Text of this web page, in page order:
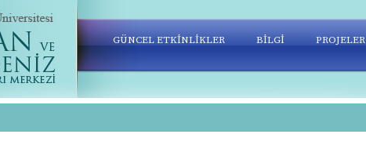
GÜNCEL ETKİNLİKLER BİLGİ PROJELER